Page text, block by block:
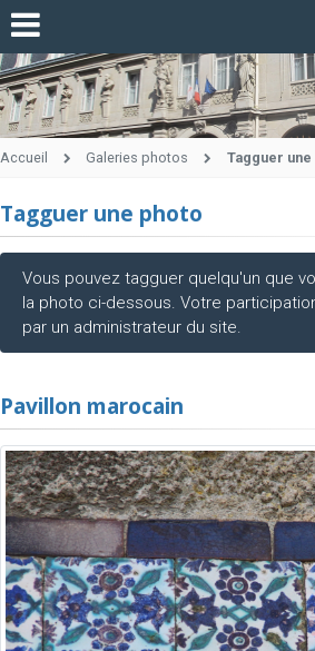
Accueil Galeries photos Tagguer
Tagguer une photo
Vous pouvez tagguer quelqu'un que
la photo ci-dessous. Votre
par un administrateur du site.
Pavillon marocain